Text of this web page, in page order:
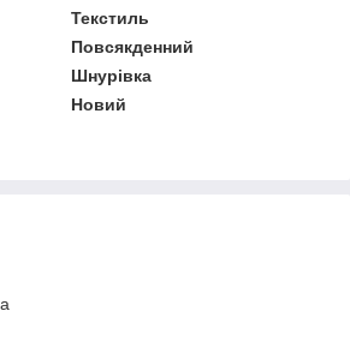
Текстиль
Повсякденний
Шнурівка
Новий